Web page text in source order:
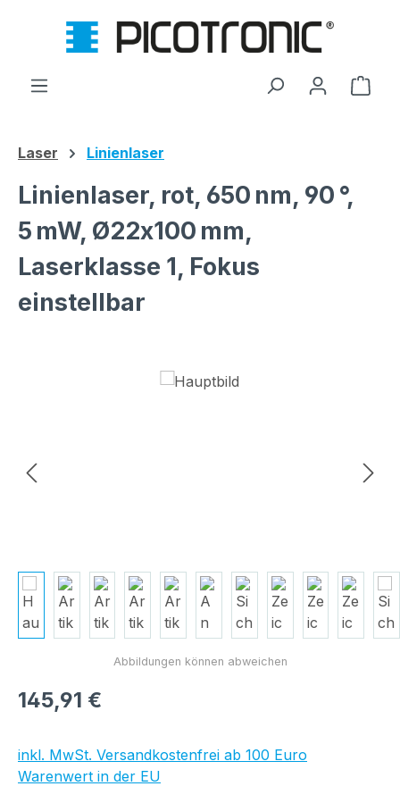
Zum Hauptinhalt springen
Laser Linienlaser
Linienlaser, rot, 650 nm, 90 °,
5 mW, Ø22x100 mm,
Laserklasse 1, Fokus
einstellbar
Bildergalerie überspringen
Regulärer Preis:
145,91 €
inkl. MwSt. Versandkostenfrei ab 100 Euro
Warenwert in der EU